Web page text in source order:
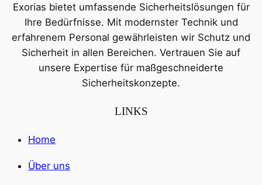
Exorias bietet umfassende Sicherheitslösungen für
Ihre Bedürfnisse. Mit modernster Technik und
erfahrenem Personal gewährleisten wir Schutz und
Sicherheit in allen Bereichen. Vertrauen Sie auf
unsere Expertise für maßgeschneiderte
Sicherheitskonzepte.
LINKS
Home
Über uns